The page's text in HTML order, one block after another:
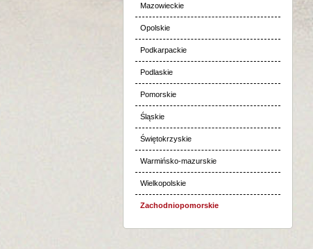
Mazowieckie
Opolskie
Podkarpackie
Podlaskie
Pomorskie
Śląskie
Świętokrzyskie
Warmińsko-mazurskie
Wielkopolskie
Zachodniopomorskie